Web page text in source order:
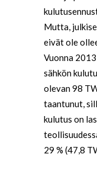
Mutta,
eivät ole
Vuonna
sähkön
olevan 98
taantunut,
kulutus on
29 % (47,8